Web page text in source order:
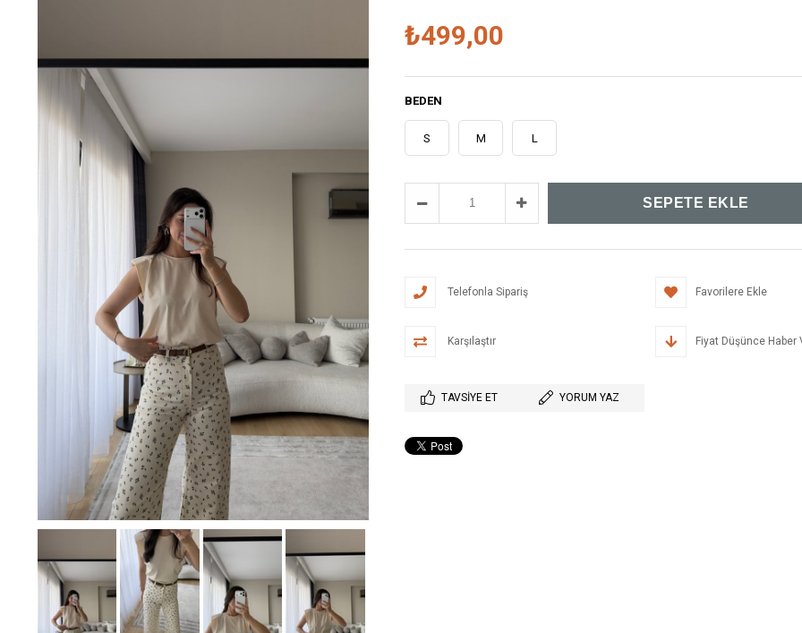
₺499,00
BEDEN
S M L
Telefonla Sipariş Favorilere Ekle
Karşılaştır Fiyat Düşünce Haber
TAVSIYE ET YORUM YAZ